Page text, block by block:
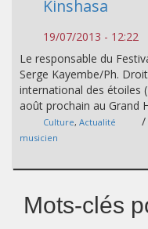
Kinshasa
19/07/2013 - 12:22
Le responsable du
Serge Kayembe/Ph.
international des étoiles
août prochain au Grand
Culture, Actualité /
musicien
Mots-clés